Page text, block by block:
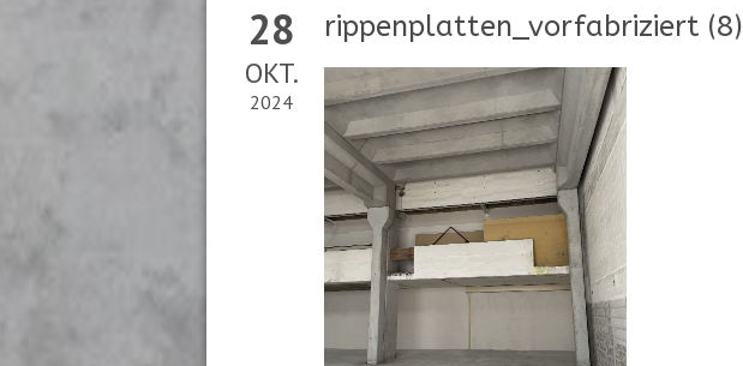
28
OKT.
2024
rippenplatten_vorfabriziert (8)